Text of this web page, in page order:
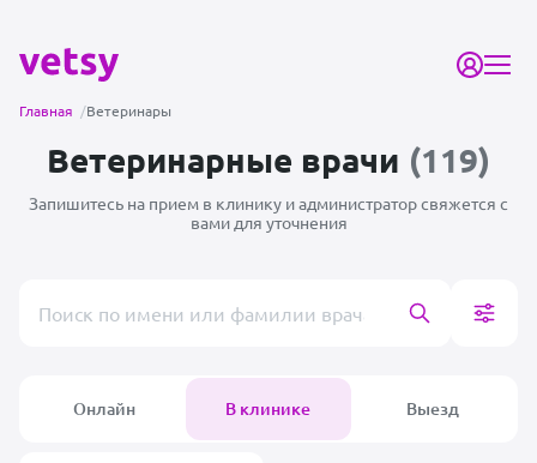
Главная /Ветеринары
Ветеринарные врачи (119)
Запишитесь на прием в клинику и администраторсвяжется с
вами для уточнения
Онлайн В клинике Выезд